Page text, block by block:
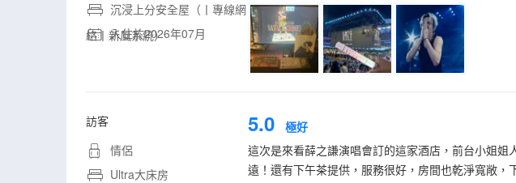
沉浸上分安全屋（丨專線網
絡丨新風系統）
入住於2026年07月
訪客
情侶
Ultra大床房
5.0 極好
這次是來看薛之謙演唱會訂的這家酒店，前台小姐
遠！還有下午茶提供，服務很好，房間也乾淨寬敞，